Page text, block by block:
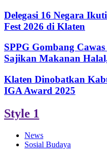
Delegasi 16 Negara
Fest 2026 di Klaten
SPPG Gombang
Sajikan Makanan
Klaten Dinobatkan
IGA Award 2025
Style 1
News
Sosial Budaya